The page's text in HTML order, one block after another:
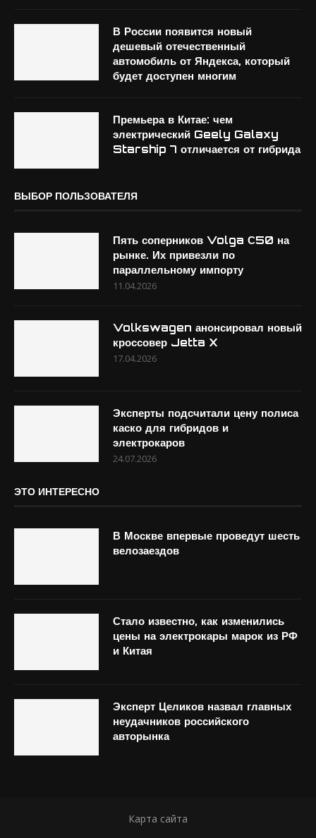
В России появится новый
дешевый отечественный
автомобиль от Яндекса, который
будет доступен многим
Премьера в Китае: чем
электрический Geely Galaxy
Starship 7 отличается от гибрида
ВЫБОР ПОЛЬЗОВАТЕЛЯ
Пять соперников Volga С50 на
рынке. Их привезли по
параллельному импорту
11.04.2026
Volkswagen анонсировал новый
кроссовер Jetta X
17.04.2026
Эксперты подсчитали цену полиса
каско для гибридов и
электрокаров
24.07.2026
ЭТО ИНТЕРЕСНО
В Москве впервые проведут шесть
велозаездов
Стало известно, как изменились
цены на электрокары марок из РФ
и Китая
Эксперт Целиков назвал главных
неудачников российского
авторынка
Карта сайта